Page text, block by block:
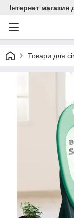
Інтернет магазин
Товари для